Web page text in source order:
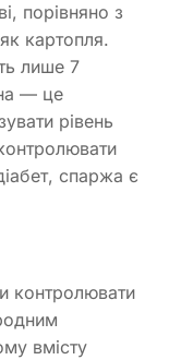
порівняно з
картопля.
лише 7
— це
рівень
спаржа є
контролювати
вмісту